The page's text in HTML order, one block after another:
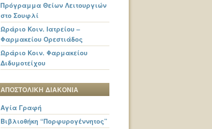
Πρόγραμμα Θείων Λειτουργιών
στο Σουφλί
Ωράριο Κοιν. Ιατρείου –
Φαρμακείου Ορεστιάδος
Ωράριο Κοιν. Φαρμακείου
Διδυμοτείχου
ΑΠΟΣΤΟΛΙΚΗ ΔΙΑΚΟΝΙΑ
Αγία Γραφή
Βιβλιοθήκη “Πορφυρογέννητος”